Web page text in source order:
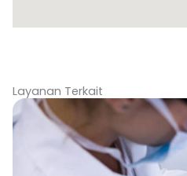
Layanan Terkait